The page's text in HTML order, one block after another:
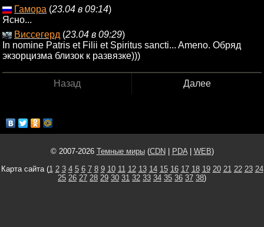
Гамора (23.04 в 09:14)
Ясно...
Виссегерд (23.04 в 09:29)
In nomine Patris et Filii et Spiritus sancti... Ameno. Обряд
экзорцизма близок к развязке)))
Назад Далее
© 2007-2026 Темные миры(CDN PDA| WEB)
Карта сайта (1 2 3 4 5 6 7 8 9 10 11 12 13 14 15 16 17 18 19 20 21 22 23 24
25 26 27 28 29 30 31 32 33 34 35 36 37 38)